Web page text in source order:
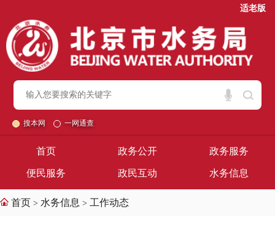
适老版
搜本网 一网通查
首页 政务公开 政务服务
便民服务 政民互动 水务信息
首页 > 水务信息 > 工作动态